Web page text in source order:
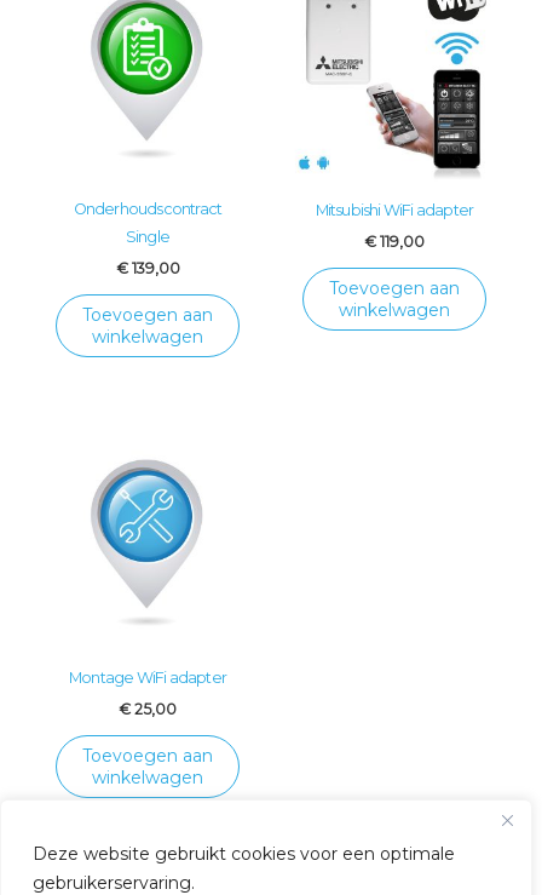
Deze website gebruikt cookies voor een optimale
gebruikerservaring.
Onderhoudscontract
Single
€139,00
Toevoegen aan
winkelwagen
Mitsubishi WiFi adapter
€ 119,00
Toevoegen aan
winkelwagen
Montage WiFi adapter
€ 25,00
Toevoegen aan
winkelwagen